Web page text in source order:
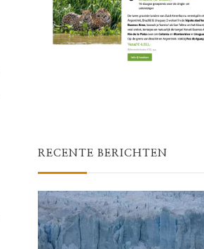
RECENTE BERICHTEN